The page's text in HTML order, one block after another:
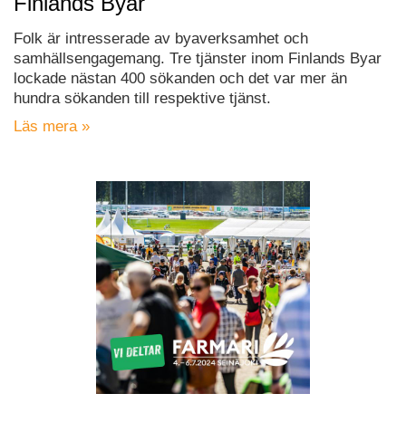
Folk är intresserade av byaverksamhet och
samhällsengagemang. Tre tjänster inom Finlands Byar
lockade nästan 400 sökanden och det var mer än
hundra sökanden till respektive tjänst.
Läs mera »